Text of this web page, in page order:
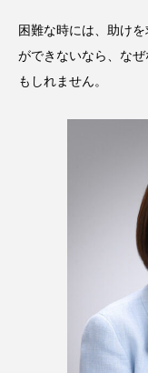
困難な時には、助け
ができないなら、な
もしれません。